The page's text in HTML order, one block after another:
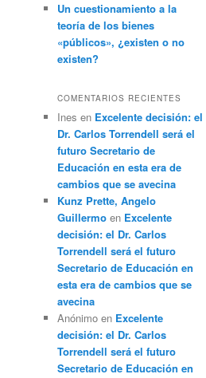
Un cuestionamiento a la
teoría de los bienes
«públicos», ¿existen o no
existen?
COMENTARIOS RECIENTES
Ines en Excelente decisión: el
Dr. Carlos Torrendell será el
futuro Secretario de
Educación en esta era de
cambios que se avecina
Kunz Prette, Angelo
Guillermo en Excelente
decisión: el Dr. Carlos
Torrendell será el futuro
Secretario de Educación en
esta era de cambios que se
avecina
Anónimo en Excelente
decisión: el Dr. Carlos
Torrendell será el futuro
Secretario de Educación en